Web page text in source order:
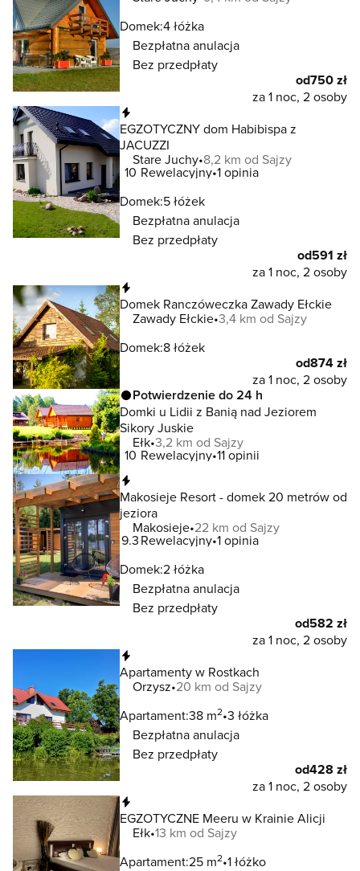
Domek:4 łóżka
Bezpłatna anulacja
Bez przedpłaty
od750 zł
za 1 noc, 2 osoby
EGZOTYCZNY dom Habibispa z
JACUZZI
Stare Juchy 8,2 km od Sajzy
10 Rewelacyjny 1 opinia
Domek:5 łóżek
Bezpłatna anulacja
Bez przedpłaty
od591 zł
za 1 noc, 2 osoby
Domek Ranczóweczka Zawady Ełckie
Zawady Ełckie 3,4 km od Sajzy
Domek:8 łóżek
od874 zł
za 1 noc, 2 osoby
Potwierdzenie do 24 h
Domki u Lidii z Banią nad Jeziorem
Sikory Juskie
Ełk 3,2 km od Sajzy
10 Rewelacyjny 11 opinii
Makosieje Resort - domek 20 metrów od
jeziora
Makosieje 22 km od Sajzy
9.3Rewelacyjny 1 opinia
Domek:2 łóżka
Bezpłatna anulacja
Bez przedpłaty
od582 zł
za 1 noc, 2 osoby
Apartamenty w Rostkach
Orzysz 20 km od Sajzy
Apartament:38 m2 3 łóżka
Bezpłatna anulacja
Bez przedpłaty
od428 zł
za 1 noc, 2 osoby
EGZOTYCZNE Meeru w Krainie Alicji
Ełk 13 km od Sajzy
Apartament:25 m2 1 łóżko